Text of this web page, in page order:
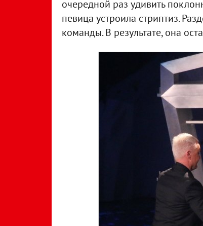
очередной раз удивить
певица устроила стриптиз.
команды. В результате, она